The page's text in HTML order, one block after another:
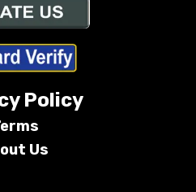
Policy
Us